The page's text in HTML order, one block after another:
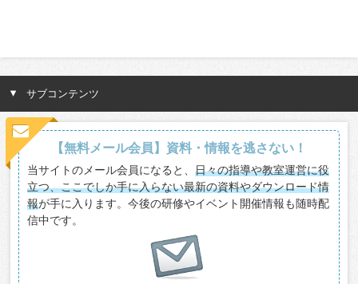
サブコンテンツ
【無料メール会員】資料・情報を逃さない！
当サイトのメール会員になると、日々の指導や教室運営に役
立つ、ここでしか手に入らない最新の資料やダウンロード情
報が手に入ります。今後の研修やイベント開催情報も随時配
信中です。